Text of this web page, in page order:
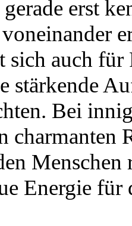
erst
sich auch für
stärkende
Bei
charmanten
Menschen
Energie für